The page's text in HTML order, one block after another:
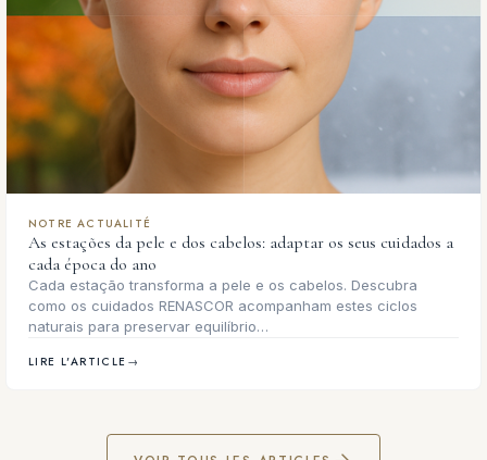
NOTRE ACTUALITÉ
As estações da pele e dos cabelos: adaptar os seus cuidados a
cada época do ano
Cada estação transforma a pele e os cabelos. Descubra
como os cuidados RENASCOR acompanham estes ciclos
naturais para preservar equilíbrio…
LIRE L'ARTICLE →